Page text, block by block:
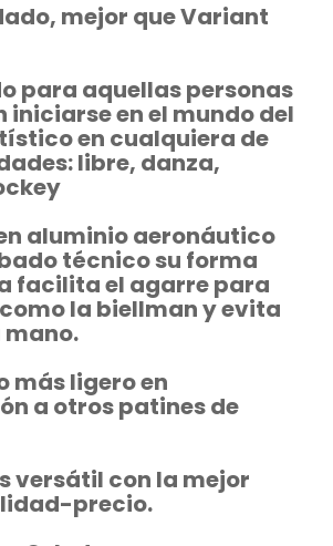
mejor que Variant
para aquellas personas
iniciarse en el mundo del
en cualquiera de
libre, danza,
aluminio aeronáutico
técnico su forma
facilita el agarre para
la biellman y evita
mano.
más ligero en
a otros patines de
versátil con la mejor
precio.